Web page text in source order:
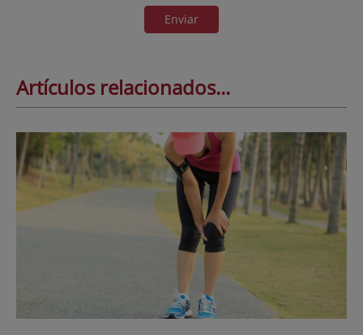
Enviar
Artículos relacionados...